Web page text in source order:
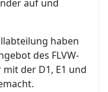
auf und
haben
des FLVW-
der D1, E1 und